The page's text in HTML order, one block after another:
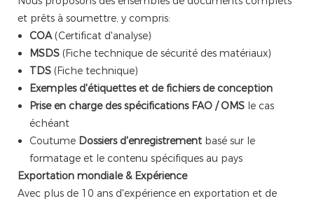
et prêts à soumettre, y compris:
COA(Certificat d'analyse)
MSDS (Fiche technique de sécurité des matériaux)
TDS (Fiche technique)
Exemples d'étiquettes et de fichiers de conception
Prise en charge des spécifications FAO / OMS le cas
échéant
Coutume Dossiers d'enregistrement basé sur le
formatage et le contenu spécifiques au pays
Exportation mondiale & Expérience
Avec plus de 10 ans d'expérience en exportation et de